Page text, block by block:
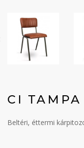
CI TAMPA
Beltéri, éttermi